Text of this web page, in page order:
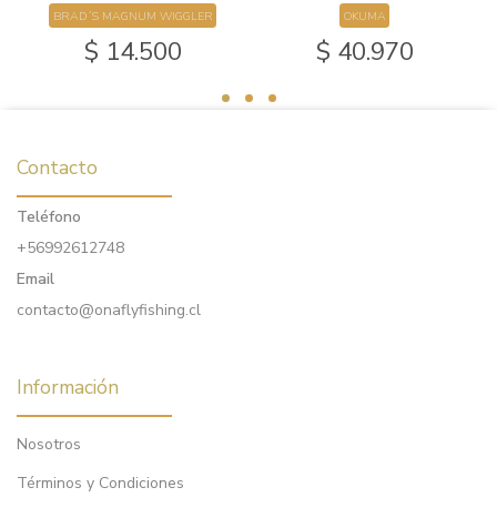
BRAD´S MAGNUM WIGGLER
$ 14.500
OKUMA
$ 40.970
Contacto
Teléfono
+56992612748
Email
contacto@onaflyfishing.cl
Información
Nosotros
Términos y Condiciones